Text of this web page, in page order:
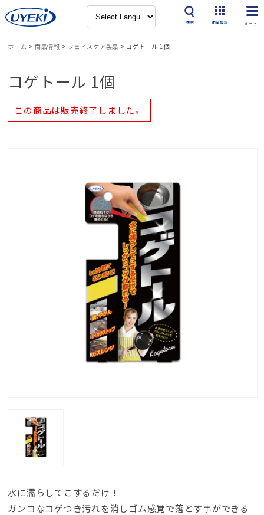
検索 商品情報
ホーム > 商品情報 > フェイスケア製品 > コゲトール 1個
コゲトール 1個
この商品は販売終了しました。
水に濡らしてこするだけ！
ガンコなコゲつき汚れを消しゴム感覚で落とす事ができる